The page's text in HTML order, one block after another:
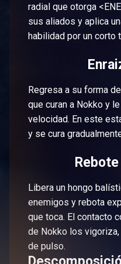
radial que otorga
sus aliados y aplica
habilidad por un corto
Regresa a su forma
que curan a Nokko y
velocidad. En este
y se cura
Libera un hongo
enemigos y rebota
que toca. El contacto
de Nokko los
de pulso.